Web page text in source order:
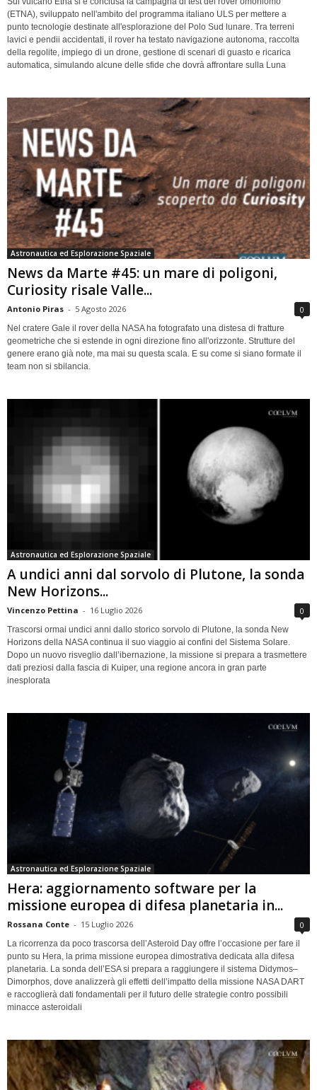
(ETNA), sviluppato nell'ambito del programma italiano ULS per mettere a
punto tecnologie destinate all'esplorazione del Polo Sud lunare. Tra terreni
lavici e pendii accidentati, il rover ha testato navigazione autonoma, raccolta
della regolite, impiego di un drone, gestione di scenari di guasto e ricarica
automatica, simulando alcune delle sfide che dovrà affrontare sulla Luna
Astronautica ed Esplorazione Spaziale
News da Marte #45: un mare di poligoni,
Curiosity risale Valle...
Antonio Piras - 5 Agosto 2026 0
Nel cratere Gale il rover della NASA ha fotografato una distesa di fratture
geometriche che si estende in ogni direzione fino all'orizzonte. Strutture del
genere erano già note, ma mai su questa scala. E su come si siano formate il
team non si sbilancia.
Astronautica ed Esplorazione Spaziale
A undici anni dal sorvolo di Plutone, la sonda
New Horizons...
Vincenzo Pettina - 16 Luglio 2026 0
Trascorsi ormai undici anni dallo storico sorvolo di Plutone, la sonda New
Horizons della NASA continua il suo viaggio ai confini del Sistema Solare.
Dopo un nuovo risveglio dall’ibernazione, la missione si prepara a trasmettere
dati preziosi dalla fascia di Kuiper, una regione ancora in gran parte
inesplorata
Astronautica ed Esplorazione Spaziale
Hera: aggiornamento software per la
missione europea di difesa planetaria in...
Rossana Conte - 15 Luglio 2026 0
La ricorrenza da poco trascorsa dell’Asteroid Day offre l’occasione per fare il
punto su Hera, la prima missione europea dimostrativa dedicata alla difesa
planetaria. La sonda dell’ESA si prepara a raggiungere il sistema Didymos–
Dimorphos, dove analizzerà gli effetti dell’impatto della missione NASA DART
e raccoglierà dati fondamentali per il futuro delle strategie contro possibili
minacce asteroidali